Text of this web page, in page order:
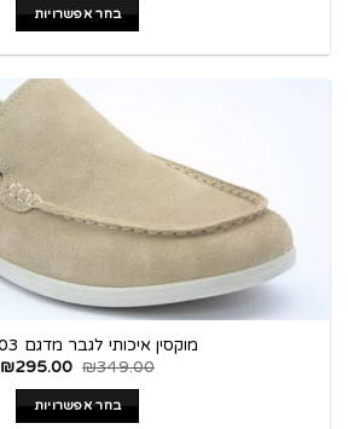
בחר אפשרויות
מוקסין איכותי לגבר מדגם 220-03
₪349.00
₪295.00
בחר אפשרויות